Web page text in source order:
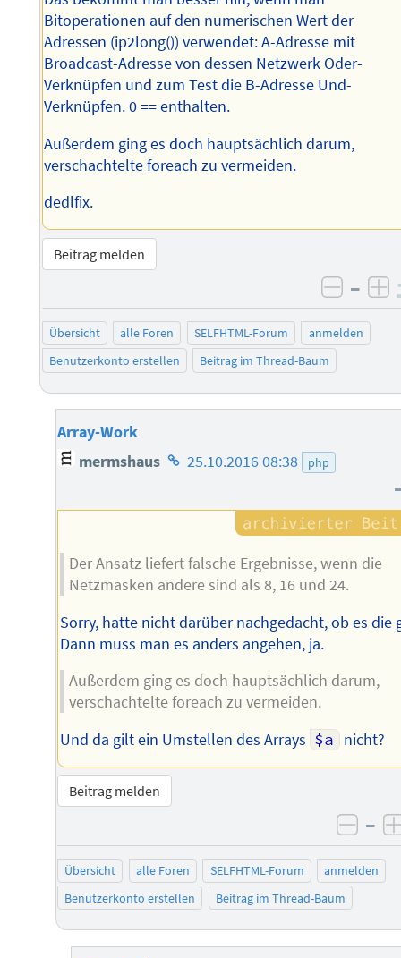
Bitoperationen auf den numerischen Wert der
Adressen (ip2long()) verwendet: A-Adresse mit
Broadcast-Adresse von dessen Netzwerk Oder-
Verknüpfen und zum Test die B-Adresse Und-
Verknüpfen. 0 == enthalten.
Außerdem ging es doch hauptsächlich darum,
verschachtelte foreach zu vermeiden.
dedlfix.
Beitrag melden
–
Übersicht alle Foren SELFHTML-Forum
anmelden
Benutzerkonto erstellen
Beitrag im Thread-Baum
Array-Work
mermshaus Homepage
Autors
25.10.2016 08:38 php
Der Ansatz liefert falsche Ergebnisse, wenn die
Netzmasken andere sind als 8, 16 und 24.
Sorry, hatte nicht darüber nachgedacht, ob es die
Dann muss man es anders angehen, ja.
Außerdem ging es doch hauptsächlich darum,
verschachtelte foreach zu vermeiden.
Und da gilt ein Umstellen des Arrays $a nicht?
Beitrag melden
–
Übersicht alle Foren SELFHTML-Forum
anmelden
Benutzerkonto erstellen
Beitrag im Thread-Baum